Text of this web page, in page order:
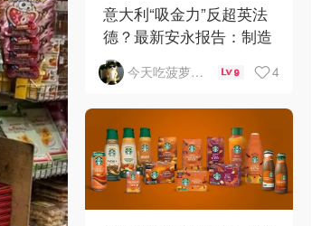
意大利“吸金力”反超英法
德？最新安永报告：制造
业与AI成投资新宠！
今天吃菠萝披萨了吗 9 4